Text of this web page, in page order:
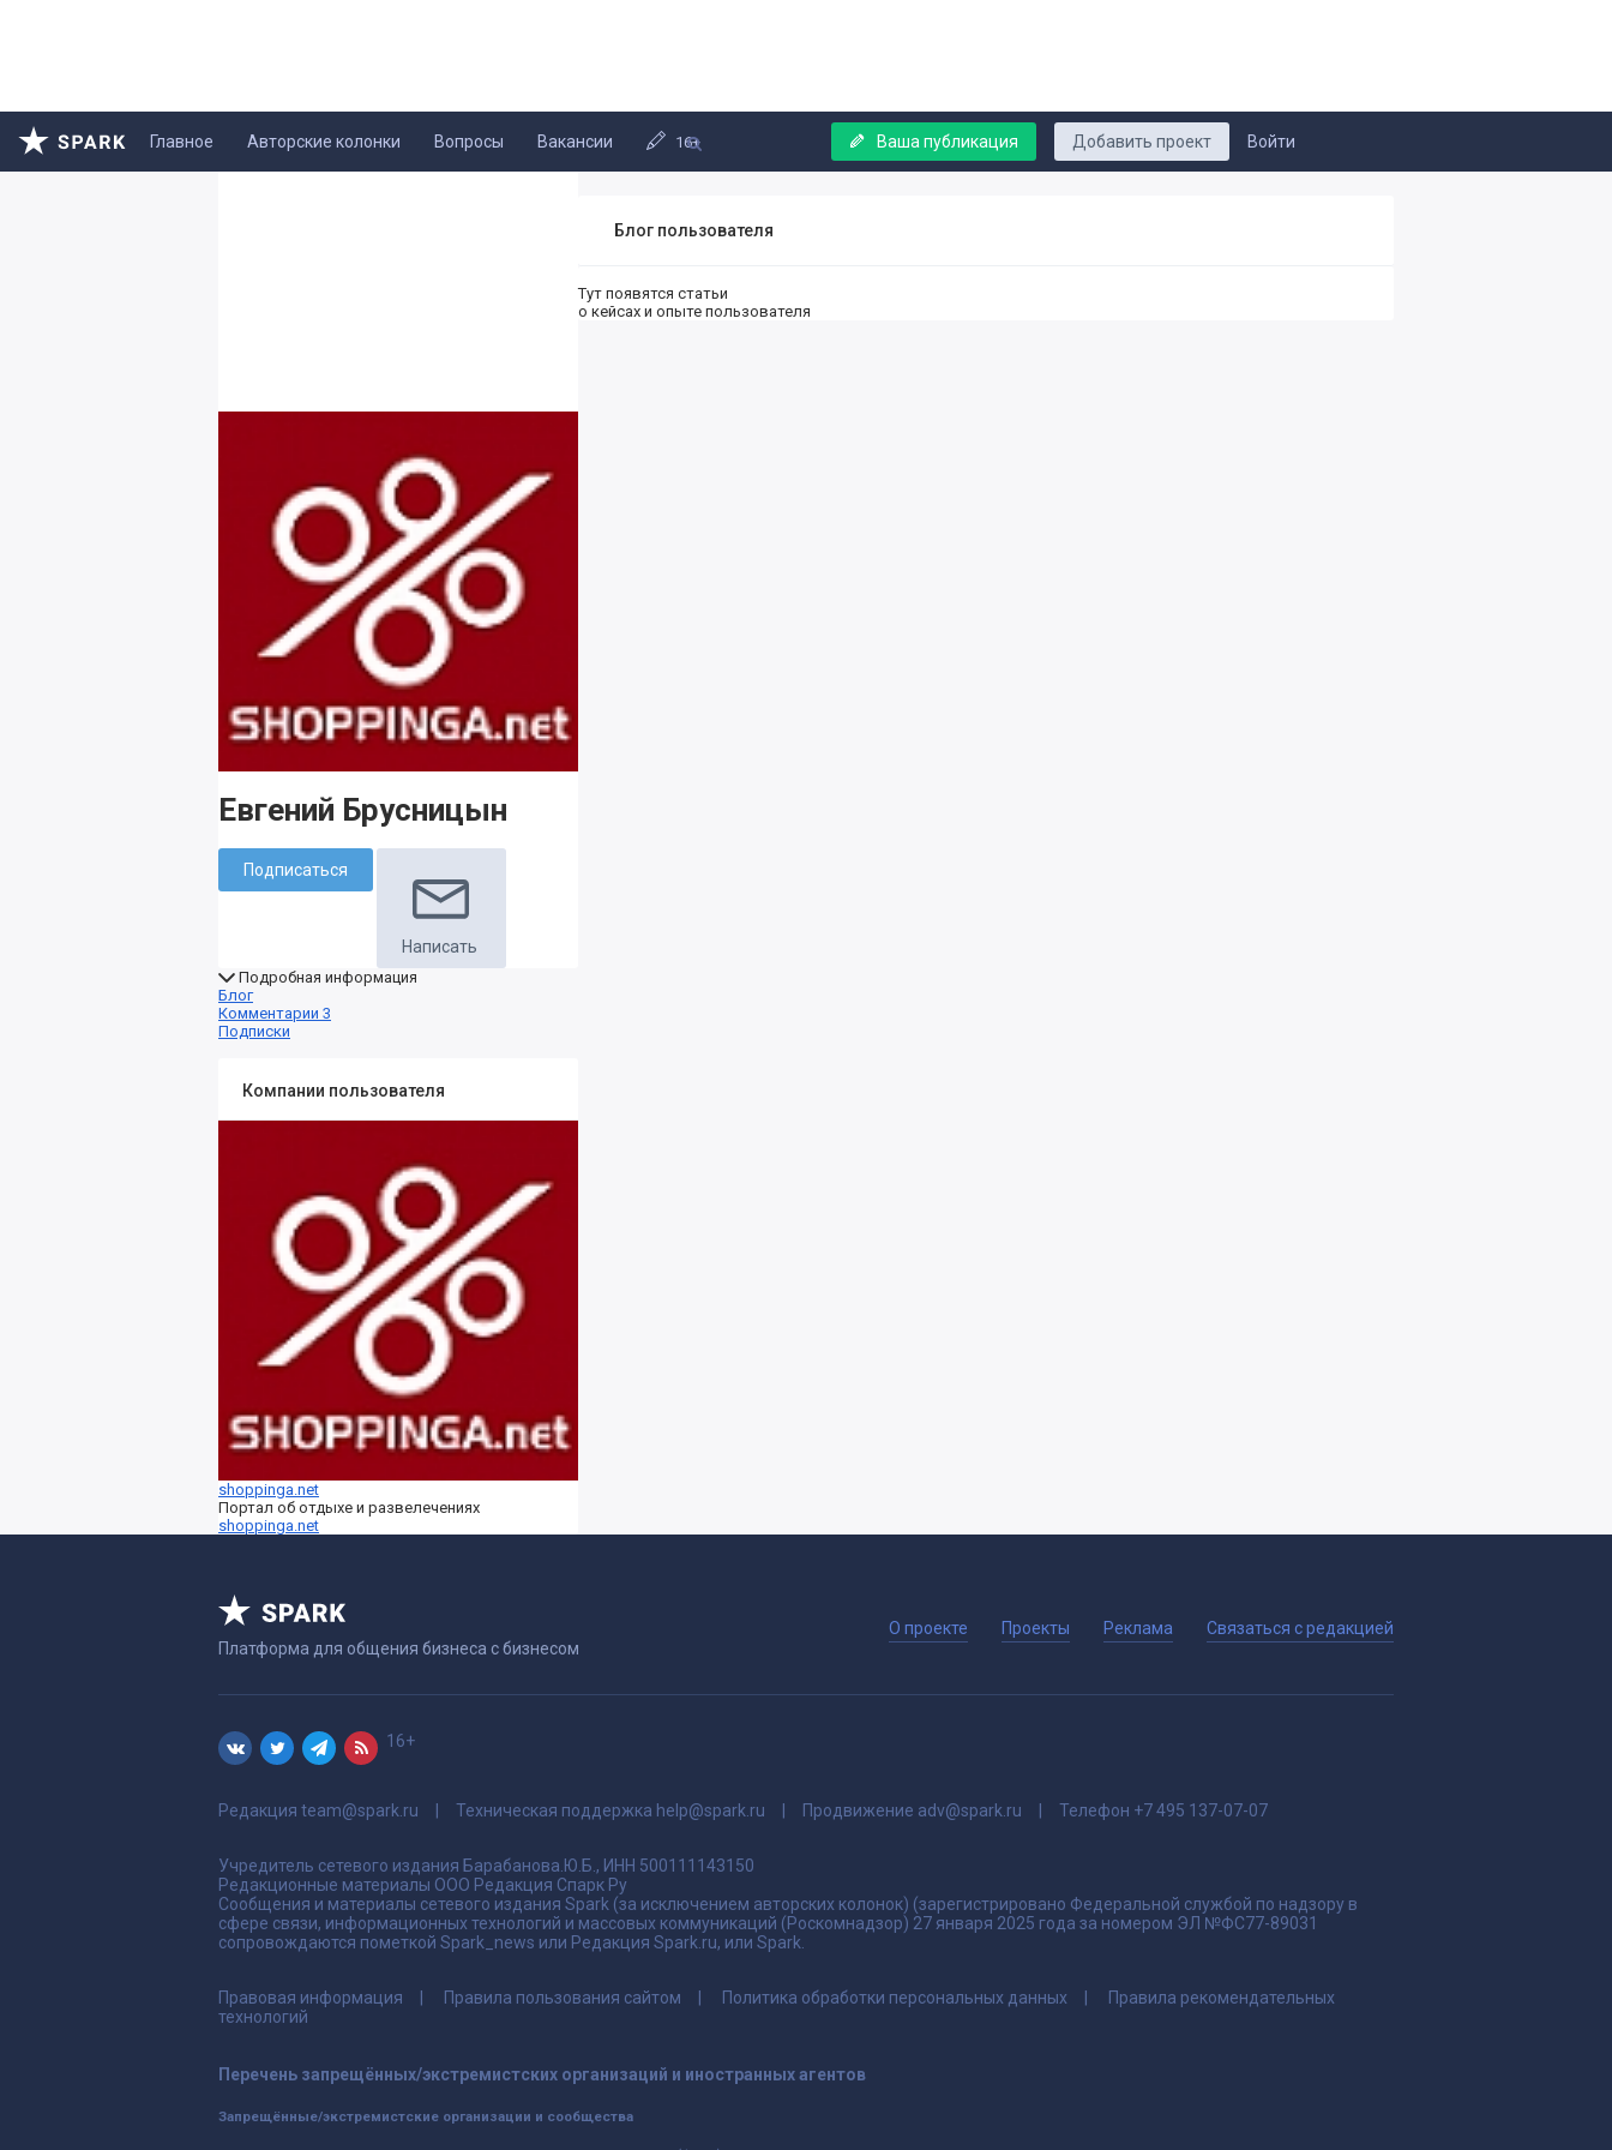
Войти
Добавить проект
Главное Авторские колонки Вопросы Вакансии Ваша публикация
16+
Евгений Брусницын
Подписаться
Написать
Подробная информация
Блог
Комментарии 3
Подписки
Компании пользователя
shoppinga.net
Портал об отдыхе и развелечениях
shoppinga.net
Блог пользователя
Тут появятся статьи
о кейсах и опыте пользователя
Платформа для общения бизнеса с бизнесом
О проекте Проекты Реклама Связаться с редакцией
16+
Редакция team@spark.ru Техническая поддержка help@spark.ru Продвижение adv@spark.ru Телефон +7 495 137-07-07
Учредитель сетевого издания Барабанова.Ю.Б., ИНН 500111143150
Редакционные материалы ООО Редакция Спарк Ру
Сообщения и материалы сетевого издания Spark (за исключением авторских колонок) (зарегистрировано Федеральной службой по надзору в
сфере связи, информационных технологий и массовых коммуникаций (Роскомнадзор) 27 января 2025 года за номером ЭЛ №ФС77-89031
сопровождаются пометкой Spark_news или Редакция Spark.ru, или Spark.
Правовая информация Правила пользования сайтом Политика обработки персональных данных
Правила рекомендательных
технологий
Перечень запрещённых/экстремистских организаций и иностранных агентов
Запрещённые/экстремистские организации и сообщества